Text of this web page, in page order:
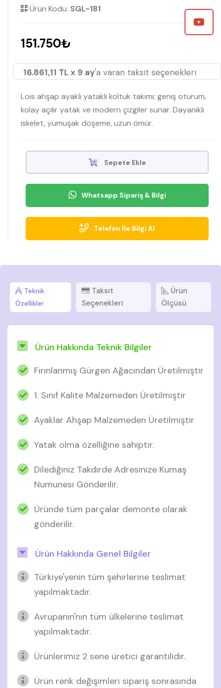
Ürün Kodu: SGL-181
151.750₺
16.861,11 TL x 9 ay'a varan taksit seçenekleri
Lois ahşap ayaklı yataklı koltuk takımı; geniş oturum,
kolay açılır yatak ve modern çizgiler sunar. Dayanıklı
iskelet, yumuşak döşeme, uzun ömür.
Sepete Ekle
Whatsapp Sipariş & Bilgi
Telefon İle Bilgi Al
Teknik
Özellikler
Taksit
Seçenekleri
Ürün
Ölçüsü
Ürün Hakkında Teknik Bilgiler
Fırınlanmış Gürgen Ağacından Üretilmiştir
1. Sınıf Kalite Malzemeden Üretilmiştir
Ayaklar Ahşap Malzemeden Üretilmiştir
Yatak olma özelliğine sahiptir.
Dilediğiniz Takdirde Adresinize Kumaş
Numunesi Gönderilir.
Üründe tüm parçalar demonte olarak
gönderilir.
Ürün Hakkında Genel Bilgiler
Türkiye'yenin tüm şehirlerine teslimat
yapılmaktadır.
Avrupanın'nın tüm ülkelerine teslimat
yapılmaktadır.
Ürünlerimiz 2 sene üretici garantilidir.
Ürün renk değişimleri sipariş sonrasında